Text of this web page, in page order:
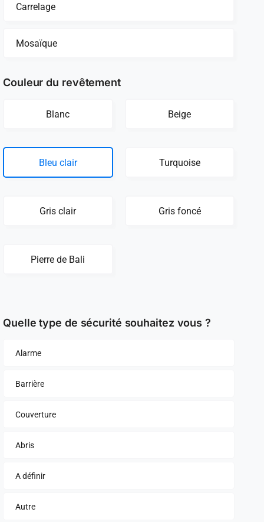
Carrelage
Mosaïque
Couleur du revêtement
Blanc Beige
Bleu clair Turquoise
Gris clair Gris foncé
Pierre de Bali
Quelle type de sécurité souhaitez vous ?
Alarme
Barrière
Couverture
Abris
A définir
Autre